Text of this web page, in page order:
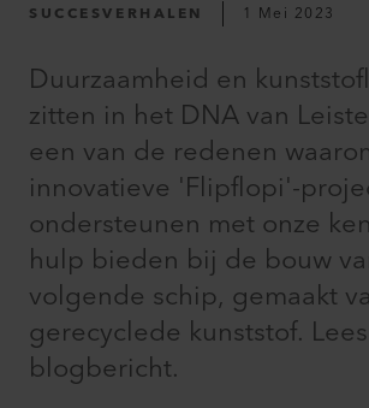
SUCCESVERHALEN 1 Mei 2023
Duurzaamheid en
zitten in het DNA van
een van de redenen
innovatieve 'Flipflopi'-
ondersteunen met onze
hulp bieden bij de bouw
volgende schip, gemaakt
gerecyclede kunststof.
blogbericht.